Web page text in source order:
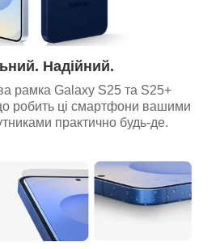
Надійний.
рамка Galaxy S25 та S25+
робить ці смартфони вашими
практично будь-де.